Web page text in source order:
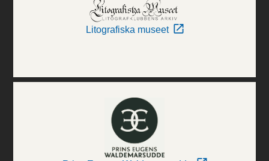
Litografiska museet